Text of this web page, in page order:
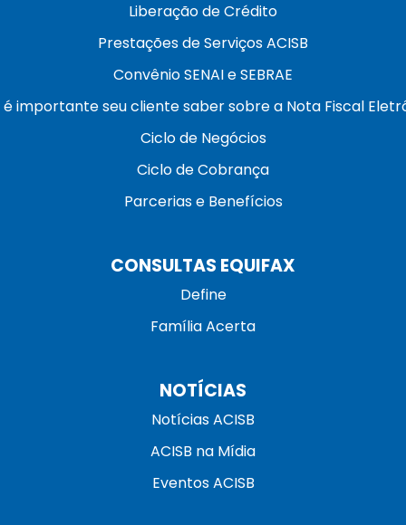
Liberação de Crédito
Prestações de Serviços ACISB
Convênio SENAI e SEBRAE
é importante seu cliente saber sobre a Nota Fiscal
Ciclo de Negócios
Ciclo de Cobrança
Parcerias e Benefícios
CONSULTAS EQUIFAX
Define
Família Acerta
NOTÍCIAS
Notícias ACISB
ACISB na Mídia
Eventos ACISB